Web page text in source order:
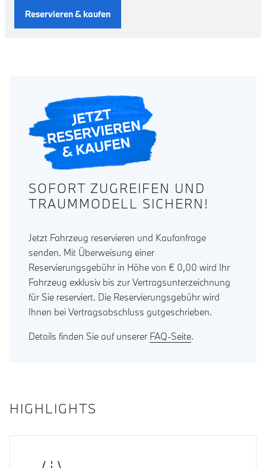
Reservieren & kaufen
SOFORT ZUGREIFEN UND
TRAUMMODELL SICHERN!
Jetzt Fahrzeug reservieren und Kaufanfrage
senden. Mit Überweisung einer
Reservierungsgebühr in Höhe von € 0,00 wird Ihr
Fahrzeug exklusiv bis zur Vertragsunterzeichnung
für Sie reserviert. Die Reservierungsgebühr wird
Ihnen bei Vertragsabschluss gutgeschrieben.
Details finden Sie auf unserer FAQ-Seite.
HIGHLIGHTS